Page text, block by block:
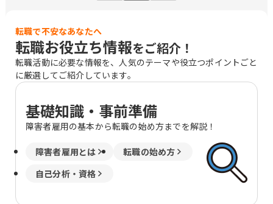
県越谷市南越谷4-11-1 南越谷株竹ビル
4F401号室 埼玉県川越市脇田本町23-1
住友生命川越ビル2F 埼玉県熊谷市本石
1-282 シャーメゾンステーション熊谷2F
東京都中野区本町1-32-2 ハーモニータ
唐木田センタービル3A 山梨県甲府市上
石田3-6-38 千葉県千葉市美浜区中瀬1-3
津市東中央２－４－１３ ＡＩＧ木更津
ールドホーム第3ビル2階 千葉県船橋市
転職で不安なあなたへ
転職お役立ち情報をご紹介！
転職活動に必要な情報を、人気のテーマや役立つポイントごと
に厳選してご紹介しています。
基礎知識・事前準備
障害者雇用の基本から転職の始め方までを解説！
障害者雇用とは
転職の始め方
自己分析・資格